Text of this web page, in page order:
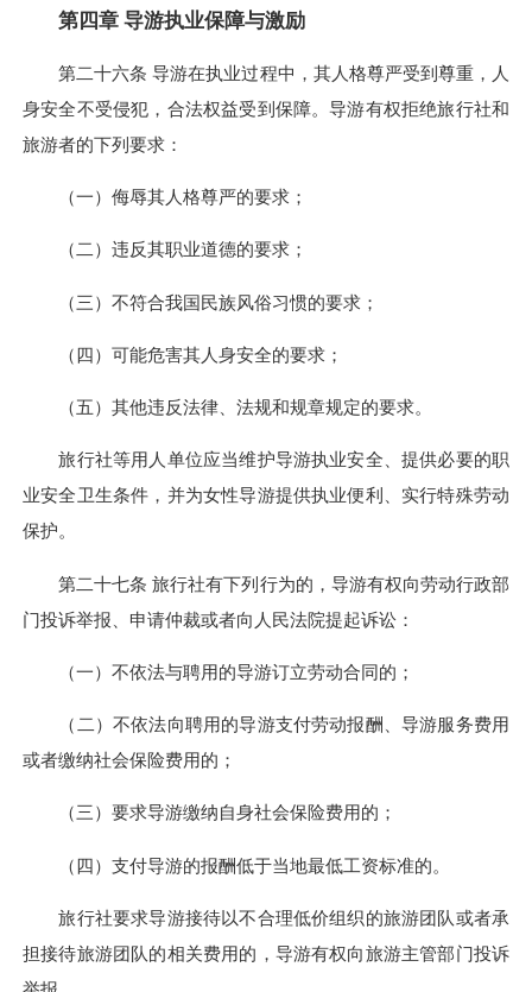
第四章 导游执业保障与激励
第二十六条 导游在执业过程中，其人格尊严受到尊重，人
身安全不受侵犯，合法权益受到保障。导游有权拒绝旅行社和
旅游者的下列要求：
（一）侮辱其人格尊严的要求；
（二）违反其职业道德的要求；
（三）不符合我国民族风俗习惯的要求；
（四）可能危害其人身安全的要求；
（五）其他违反法律、法规和规章规定的要求。
旅行社等用人单位应当维护导游执业安全、提供必要的职
业安全卫生条件，并为女性导游提供执业便利、实行特殊劳动
保护。
第二十七条 旅行社有下列行为的，导游有权向劳动行政部
门投诉举报、申请仲裁或者向人民法院提起诉讼：
（一）不依法与聘用的导游订立劳动合同的；
（二）不依法向聘用的导游支付劳动报酬、导游服务费用
或者缴纳社会保险费用的；
（三）要求导游缴纳自身社会保险费用的；
（四）支付导游的报酬低于当地最低工资标准的。
旅行社要求导游接待以不合理低价组织的旅游团队或者承
担接待旅游团队的相关费用的，导游有权向旅游主管部门投诉